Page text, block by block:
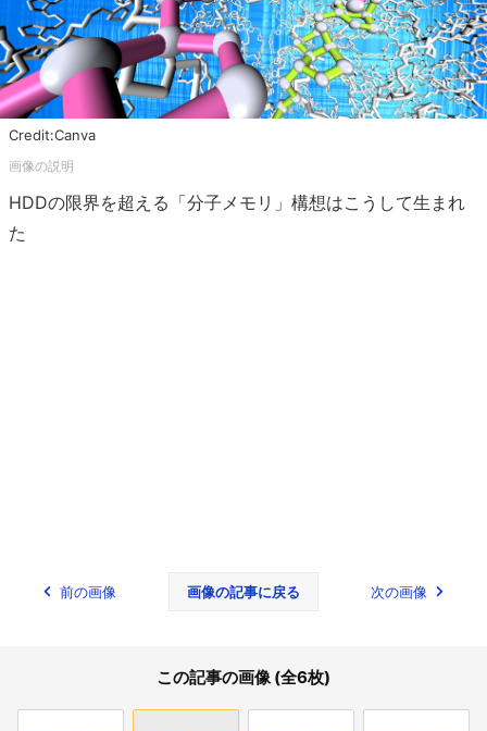
Credit:Canva
HDDの限界を超える「分子メモリ」構想はこうして生まれ
た
前の画像 画像の記事に戻る 次の画像
この記事の画像 (全6枚)